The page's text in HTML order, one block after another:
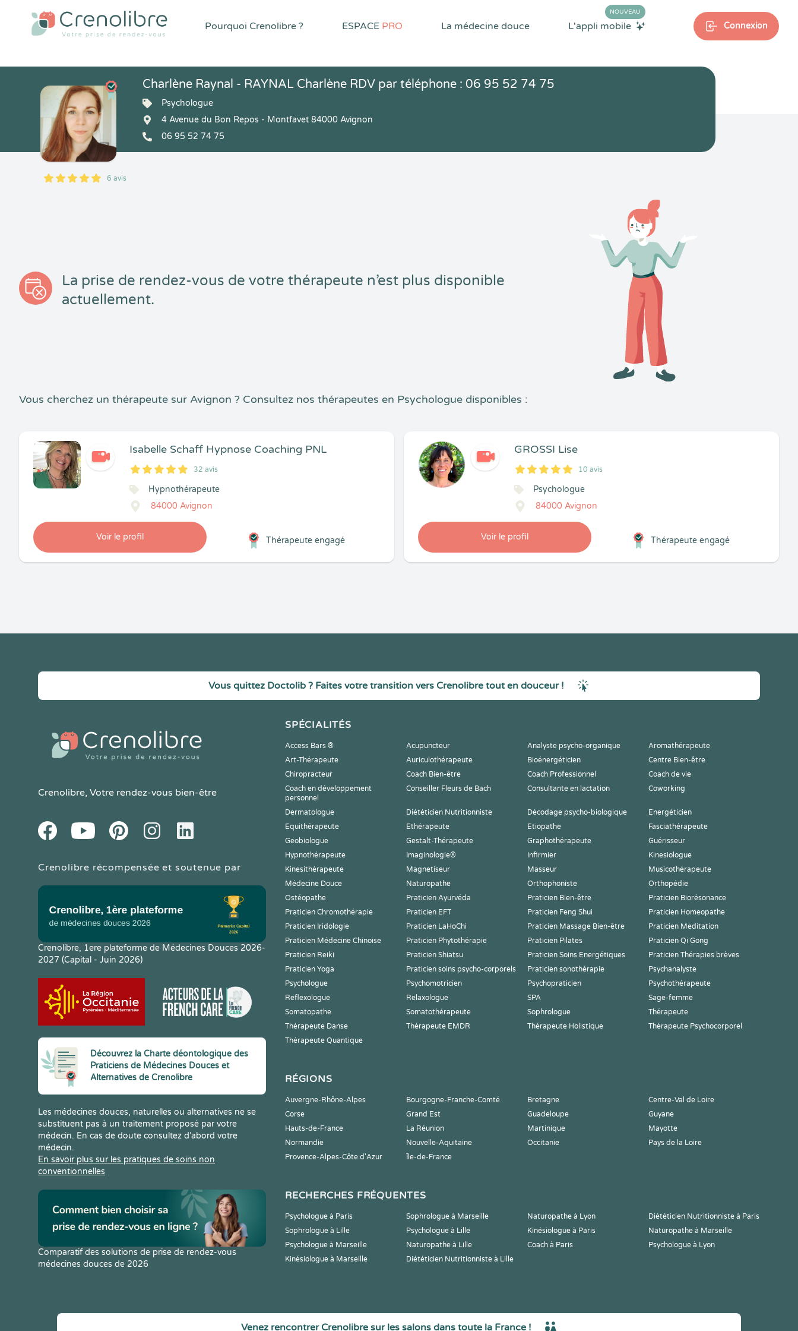
Pourquoi Crenolibre ? ESPACE PRO La médecine douce L'appli mobile
NOUVEAU
Connexion
5
1
5
6 6 avis
Charlène Raynal - RAYNAL Charlène RDV par téléphone : 06 95 52 74 75
Psychologue
4 Avenue du Bon Repos - Montfavet 84000 Avignon
06 95 52 74 75
La prise de rendez-vous de votre thérapeute n’est plus disponible
actuellement.
Vous cherchez un thérapeute sur Avignon ? Consultez nos thérapeutes en Psychologue disponibles :
Isabelle Schaff Hypnose Coaching PNL
5
1
5
32 32 avis
Hypnothérapeute
84000 Avignon
Voir le profil Thérapeute engagé
GROSSI Lise
5
1
5
10 10 avis
Psychologue
84000 Avignon
Voir le profil Thérapeute engagé
Vous quittez Doctolib ? Faites votre transition vers Crenolibre tout en douceur !
Crenolibre, Votre rendez-vous bien-être
FacebookYoutube PinteresetInstagramLinkedIn
Crenolibre récompensée et soutenue par
Crenolibre, 1ere plateforme de Médecines Douces 2026-
2027 (Capital - Juin 2026)
Découvrez la Charte déontologique des
Praticiens de Médecines Douces et
Alternatives de Crenolibre
Les médecines douces, naturelles ou alternatives ne se
substituent pas à un traitement proposé par votre
médecin. En cas de doute consultez d’abord votre
médecin.
En savoir plus sur les pratiques de soins non
conventionnelles
Comparatif des solutions de prise de rendez-vous
médecines douces de 2026
SPÉCIALITÉS
Access Bars ® Acupuncteur Analyste psycho-organique
Aromathérapeute
Art-Thérapeute
Auriculothérapeute Bioénergéticien
Centre Bien-être
Chiropracteur
Coach Bien-être Coach Professionnel
Coach de vie
Coach en développement
personnel
Conseiller Fleurs de Bach Consultante en lactation Coworking
Dermatologue Diététicien Nutritionniste Décodage psycho-biologique
Energéticien
Equithérapeute
Ethérapeute Etiopathe
Fasciathérapeute
Geobiologue
Gestalt-Thérapeute Graphothérapeute
Guérisseur
Hypnothérapeute
Imaginologie® Infirmier
Kinesiologue
Kinesithérapeute
Magnetiseur Masseur
Musicothérapeute
Médecine Douce
Naturopathe Orthophoniste
Orthopédie
Ostéopathe
Praticien Ayurvéda Praticien Bien-être
Praticien Biorésonance
Praticien Chromothérapie
Praticien EFT Praticien Feng Shui
Praticien Homeopathe
Praticien Iridologie
Praticien LaHoChi Praticien Massage Bien-être
Praticien Meditation
Praticien Médecine Chinoise
Praticien Phytothérapie Praticien Pilates
Praticien Qi Gong
Praticien Reiki
Praticien Shiatsu Praticien Soins Energétiques
Praticien Thérapies brèves
Praticien Yoga
Praticien soins psycho-corporels Praticien sonothérapie
Psychanalyste
Psychologue
Psychomotricien Psychopraticien
Psychothérapeute
Reflexologue
Relaxologue SPA
Sage-femme
Somatopathe
Somatothérapeute Sophrologue
Thérapeute
Thérapeute Danse
Thérapeute EMDR Thérapeute Holistique
Thérapeute Psychocorporel
Thérapeute Quantique
RÉGIONS
Auvergne-Rhône-Alpes Bourgogne-Franche-Comté Bretagne
Centre-Val de Loire
Corse
Grand Est Guadeloupe
Guyane
Hauts-de-France
La Réunion Martinique
Mayotte
Normandie
Nouvelle-Aquitaine Occitanie
Pays de la Loire
Provence-Alpes-Côte d'Azur
Île-de-France
RECHERCHES FRÉQUENTES
Psychologue à Paris Sophrologue à Marseille Naturopathe à Lyon
Diététicien Nutritionniste à Paris
Sophrologue à Lille
Psychologue à Lille Kinésiologue à Paris
Naturopathe à Marseille
Psychologue à Marseille
Naturopathe à Lille Coach à Paris
Psychologue à Lyon
Kinésiologue à Marseille
Diététicien Nutritionniste à Lille
Venez rencontrer Crenolibre sur les salons dans toute la France !